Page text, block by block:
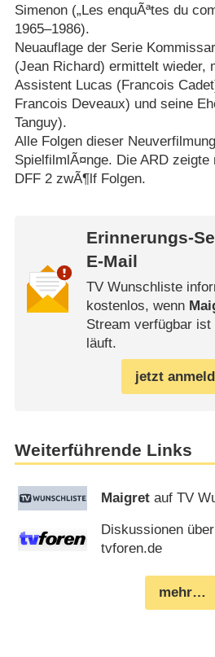
Simenon („Les enquÃªtes du
1965⁠–⁠1986).
Neuauflage der Serie
(Jean Richard) ermittelt wieder,
Assistent Lucas (Francois
Francois Deveaux) und seine
Tanguy).
Alle Folgen dieser
SpielfilmlÃ¤nge. Die ARD zeigte
DFF 2 zwÃ¶lf Folgen.
Erinnerungs-
E-Mail
TV Wunschliste
kostenlos, wenn
Stream verfügbar
läuft.
jetzt
Weiterführende Links
Maigret auf TV
Diskussionen
tvforen.de
mehr…